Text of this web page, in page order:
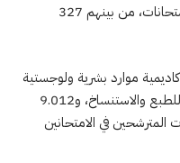
وضعية إعاقة من تكييف ظروف إجراء الامتحانات، من بينهم 327
موارد بشرية ولوجستية
مهمة، شملت 24 عضواً بالفريق الرسمي للطبع والاستنساخ، و9.012
لإنجازات المترشحين في الامتحانين